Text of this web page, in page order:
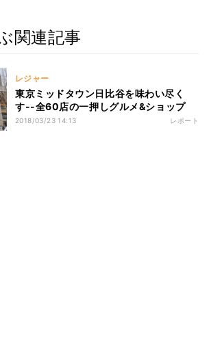
関連記事
レジャー
東京ミッドタウン日比谷を味わい尽く
す--全60店の一押しグルメ&ショップ
2018/03/23 14:13 レポート